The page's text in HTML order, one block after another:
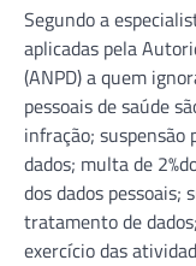
Segundo a
aplicadas pela
(ANPD) a quem
pessoais de saúde
infração; suspensão
dados; multa de
dos dados pessoais;
tratamento de
exercício das